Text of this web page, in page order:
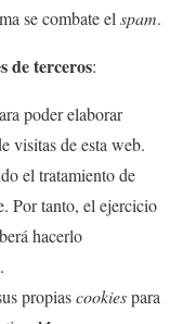
se combate el spam.
de terceros:
poder elaborar
visitas de esta web.
el tratamiento de
Por tanto, el ejercicio
hacerlo
propiascookiespara